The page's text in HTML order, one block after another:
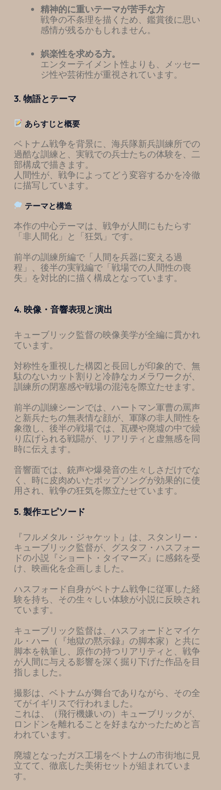
精神的に重いテーマが苦手な方
戦争の不条理を描くため、鑑賞後に思い
感情が残るかもしれません。
娯楽性を求める方。
エンターテイメント性よりも、メッセー
ジ性や芸術性が重視されています。
3. 物語とテーマ
あらすじと概要
ベトナム戦争を背景に、海兵隊新兵訓練所での
過酷な訓練と、実戦での兵士たちの体験を、二
部構成で描きます。
人間性が、戦争によってどう変容するかを冷徹
に描写しています。
テーマと構造
本作の中心テーマは、戦争が人間にもたらす
「非人間化」と「狂気」です。
前半の訓練所編で「人間を兵器に変える過
程」、後半の実戦編で「戦場での人間性の喪
失」を対比的に描く構成となっています。
4. 映像・音響表現と演出
キューブリック監督の映像美学が全編に貫かれ
ています。
対称性を重視した構図と長回しが印象的で、無
駄のないカット割りと冷静なカメラワークが、
訓練所の閉塞感や戦場の混沌を際立たせます。
前半の訓練シーンでは、ハートマン軍曹の罵声
と新兵たちの無表情な顔が、軍隊の非人間性を
象徴し、 後半の戦場では、瓦礫や廃墟の中で繰
り広げられる戦闘が、リアリティと虚無感を同
時に伝えます。
音響面では、銃声や爆発音の生々しさだけでな
く、時に皮肉めいたポップソングが効果的に使
用され、戦争の狂気を際立たせています。
5. 製作エピソード
『フルメタル・ジャケット』は、スタンリー・
キューブリック監督が、グスタフ・ハスフォー
ドの小説『ショート・タイマーズ』に感銘を受
け、映画化を企画しました。
ハスフォード自身がベトナム戦争に従軍した経
験を持ち、その生々しい体験が小説に反映され
ています。
キューブリック監督は、ハスフォードとマイケ
ル・ハー（『地獄の黙示録』の脚本家）と共に
脚本を執筆し、原作の持つリアリティと、戦争
が人間に与える影響を深く掘り下げた作品を目
指しました。
撮影は、ベトナムが舞台でありながら、その全
てがイギリスで行われました。
これは、（飛行機嫌いの）キューブリックが、
ロンドンを離れることを好まなかったためと言
われています。
廃墟となったガス工場をベトナムの市街地に見
立てて、徹底した美術セットが組まれていま
す。